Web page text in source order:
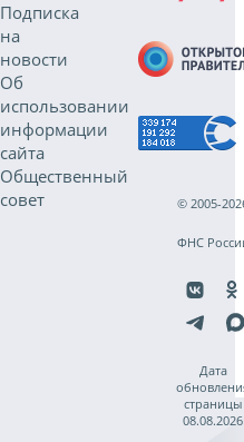
Подписка
на
новости
Об
использовании
информации
сайта
Общественный
совет
© 2005-
ФНС
Дата
страницы
08.08.2026